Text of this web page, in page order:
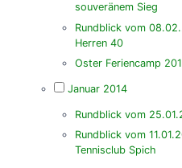
souveränem Sieg
Rundblick vom
Herren 40
Oster Feriencamp
Januar 2014
Rundblick vom
Rundblick vom
Tennisclub Spich